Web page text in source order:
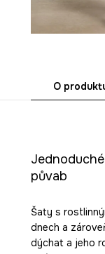
O
půvab
Šaty s
dnech a
dýchat a jeho